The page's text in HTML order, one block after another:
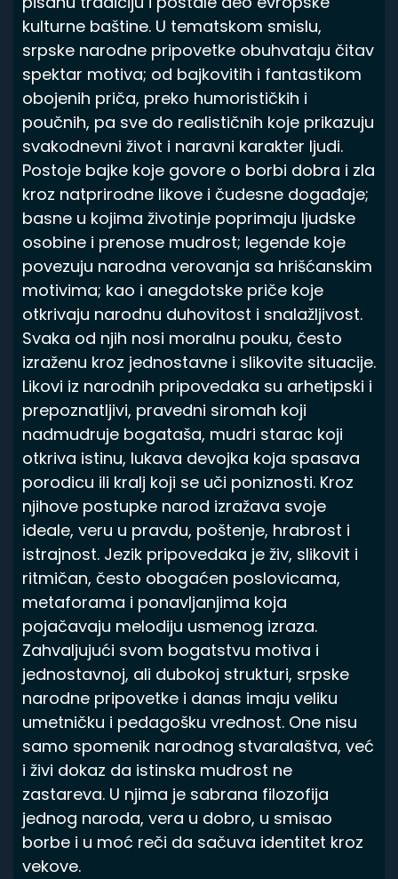
kulturne baštine. U tematskom smislu,
srpske narodne pripovetke obuhvataju čitav
spektar motiva; od bajkovitih i fantastikom
obojenih priča, preko humorističkih i
poučnih, pa sve do realističnih koje prikazuju
svakodnevni život i naravni karakter ljudi.
Postoje bajke koje govore o borbi dobra i zla
kroz natprirodne likove i čudesne događaje;
basne u kojima životinje poprimaju ljudske
osobine i prenose mudrost; legende koje
povezuju narodna verovanja sa hrišćanskim
motivima; kao i anegdotske priče koje
otkrivaju narodnu duhovitost i snalažljivost.
Svaka od njih nosi moralnu pouku, često
izraženu kroz jednostavne i slikovite situacije.
Likovi iz narodnih pripovedaka su arhetipski i
prepoznatljivi, pravedni siromah koji
nadmudruje bogataša, mudri starac koji
otkriva istinu, lukava devojka koja spasava
porodicu ili kralj koji se uči poniznosti. Kroz
njihove postupke narod izražava svoje
ideale, veru u pravdu, poštenje, hrabrost i
istrajnost. Jezik pripovedaka je živ, slikovit i
ritmičan, često obogaćen poslovicama,
metaforama i ponavljanjima koja
pojačavaju melodiju usmenog izraza.
Zahvaljujući svom bogatstvu motiva i
jednostavnoj, ali dubokoj strukturi, srpske
narodne pripovetke i danas imaju veliku
umetničku i pedagošku vrednost. One nisu
samo spomenik narodnog stvaralaštva, već
i živi dokaz da istinska mudrost ne
zastareva. U njima je sabrana filozofija
jednog naroda, vera u dobro, u smisao
borbe i u moć reči da sačuva identitet kroz
vekove.